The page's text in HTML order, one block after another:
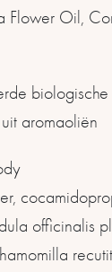
Flower Oil,
biologische
aromaoliën
officinalis